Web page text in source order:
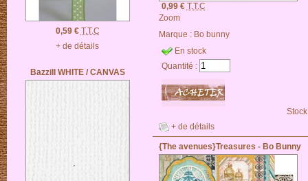
0,59 € T.T.C
+ de détails
Bazzill WHITE / CANVAS
0,99 € T.T.C
Zoom
Marque : Bo bunny
En stock
Quantité :
+ de détails
{The avenues}Treasures - Bo Bunny